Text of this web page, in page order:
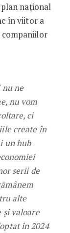
național
în viitor a
ne
nu vom
ci
create în
un hub
serii de
alte
și valoare
în 2024